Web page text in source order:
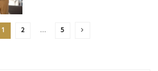
1 2 … 5